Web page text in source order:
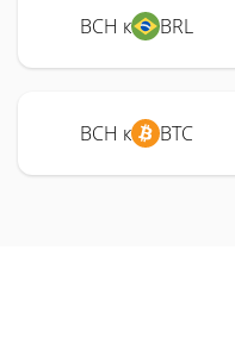
BCH к BRL
BCH к BTC